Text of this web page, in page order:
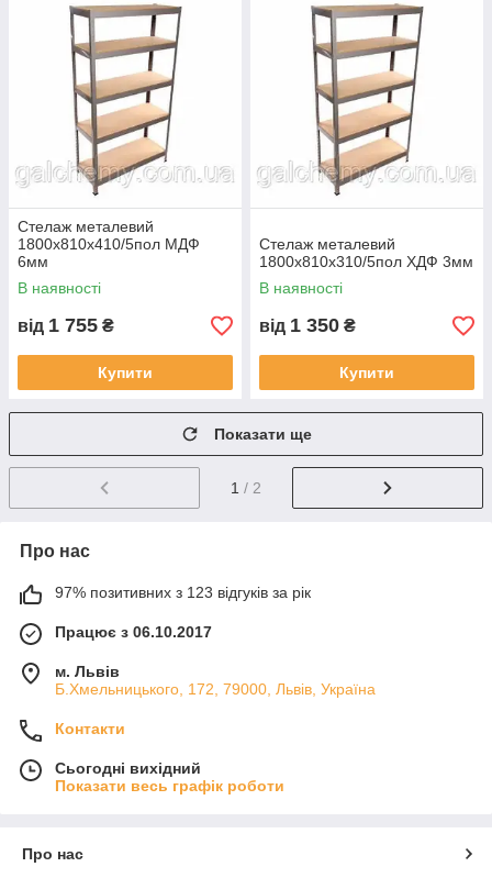
Стелаж металевий
1800х810х410/5пол МДФ
6мм
В наявності
від 1 755 ₴
Купити
Стелаж металевий
1800х810х310/5пол ХДФ 3мм
В наявності
від 1 350 ₴
Купити
Показати ще
1 / 2
Про нас
97% позитивних з 123 відгуків за рік
Працює з 06.10.2017
м. Львів
Б.Хмельницького, 172, 79000, Львів, Україна
Контакти
Сьогодні вихідний
Показати весь графік роботи
Про нас